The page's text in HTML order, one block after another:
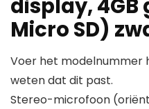
display, 4GB
Micro SD)
Voer het modelnummer
weten dat dit past.
Stereo-microfoon